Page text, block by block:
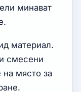
минават
материал.
смесени
място за